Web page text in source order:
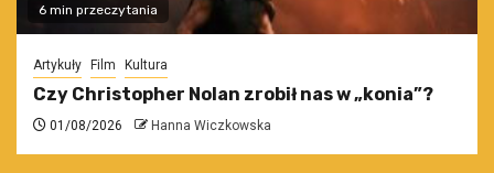
6 min przeczytania
Artykuły Film Kultura
Czy Christopher Nolan zrobił nas w „konia”?
01/08/2026 Hanna Wiczkowska